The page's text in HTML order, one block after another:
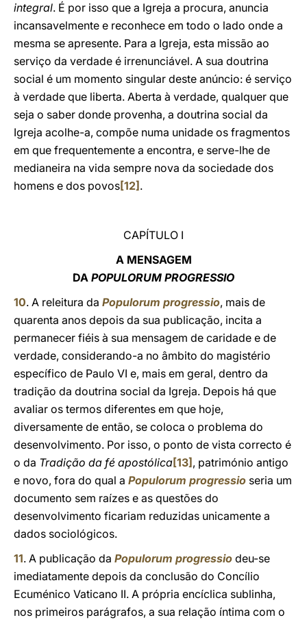
integral. É por isso que a Igreja a procura, anuncia
incansavelmente e reconhece em todo o lado onde a
mesma se apresente. Para a Igreja, esta missão ao
serviço da verdade é irrenunciável. A sua doutrina
social é um momento singular deste anúncio: é serviço
à verdade que liberta. Aberta à verdade, qualquer que
seja o saber donde provenha, a doutrina social da
Igreja acolhe-a, compõe numa unidade os fragmentos
em que frequentemente a encontra, e serve-lhe de
medianeira na vida sempre nova da sociedade dos
homens e dos povos[12] .
CAPÍTULO I
A MENSAGEM
DA POPULORUM PROGRESSIO
10. A releitura da Populorum progressio, mais de
quarenta anos depois da sua publicação, incita a
permanecer fiéis à sua mensagem de caridade e de
verdade, considerando-a no âmbito do magistério
específico de Paulo VI e, mais em geral, dentro da
tradição da doutrina social da Igreja. Depois há que
avaliar os termos diferentes em que hoje,
diversamente de então, se coloca o problema do
desenvolvimento. Por isso, o ponto de vista correcto é
o da Tradição da fé apostólica[13] , património antigo
e novo, fora do qual a Populorum progressio seria um
documento sem raízes e as questões do
desenvolvimento ficariam reduzidas unicamente a
dados sociológicos.
11. A publicação da Populorum progressio deu-se
imediatamente depois da conclusão do Concílio
Ecuménico Vaticano II. A própria encíclica sublinha,
nos primeiros parágrafos, a sua relação íntima com o